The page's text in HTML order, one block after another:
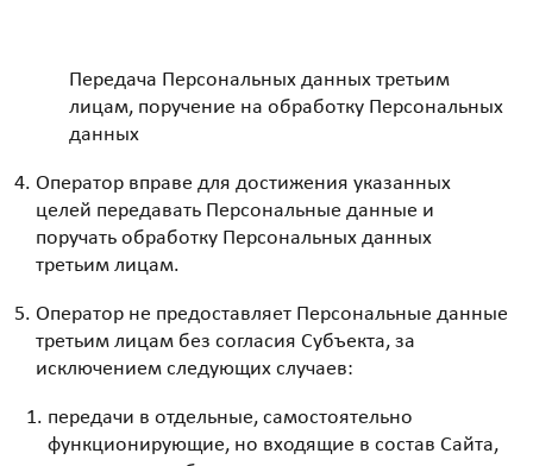
Передача Персональных данных третьим
лицам, поручение на обработку Персональных
данных
Оператор вправе для достижения указанных
целей передавать Персональные данные и
поручать обработку Персональных данных
третьим лицам.
Оператор не предоставляет Персональные данные
третьим лицам без согласия Субъекта, за
исключением следующих случаев:
передачи в отдельные, самостоятельно
функционирующие, но входящие в состав Сайта,